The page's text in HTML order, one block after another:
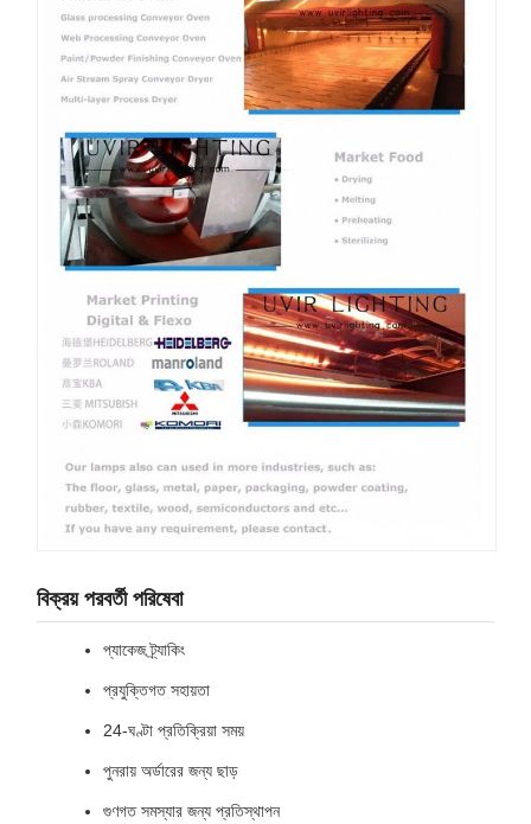
বিক্রয় পরবর্তী পরিষেবা
প্যাকেজ ট্র্যাকিং
প্রযুক্তিগত সহায়তা
24-ঘণ্টা প্রতিক্রিয়া সময়
পুনরায় অর্ডারের জন্য ছাড়
গুণগত সমস্যার জন্য প্রতিস্থাপন